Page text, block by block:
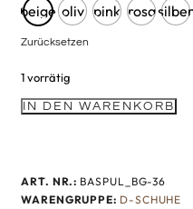
beige oliv pink rosasilber
Zurücksetzen
1 vorrätig
IN DEN WARENKORB
ART. NR.: BASPUL_BG-36
WARENGRUPPE: D-SCHUHE